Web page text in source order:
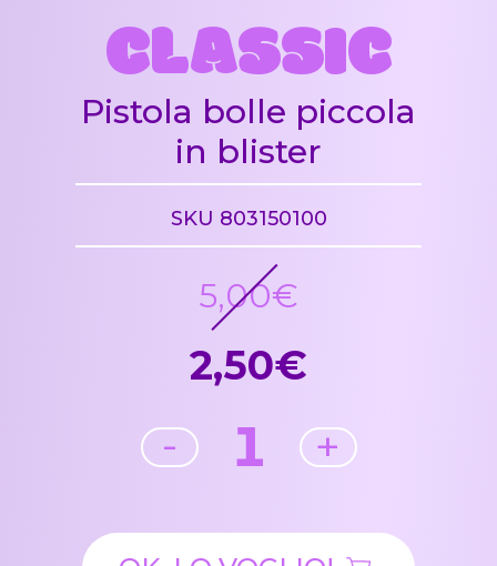
CLASSIC
Pistola bolle piccola
in blister
SKU 803150100
5,00€
2,50€
- 1 +